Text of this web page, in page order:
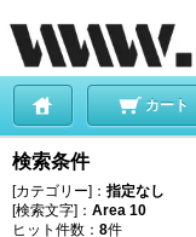
カート
検索条件
[カテゴリー]： 指定なし
[検索文字]： Area 10
ヒット件数： 8件